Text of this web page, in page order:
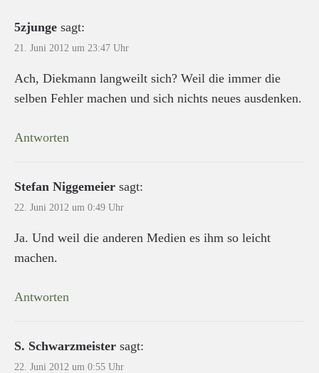
5zjunge sagt:
21. Juni 2012 um 23:47 Uhr
Ach, Diekmann langweilt sich? Weil die immer die
selben Fehler machen und sich nichts neues ausdenken.
Antworten
Stefan Niggemeier sagt:
22. Juni 2012 um 0:49 Uhr
Ja. Und weil die anderen Medien es ihm so leicht
machen.
Antworten
S. Schwarzmeister sagt:
22. Juni 2012 um 0:55 Uhr